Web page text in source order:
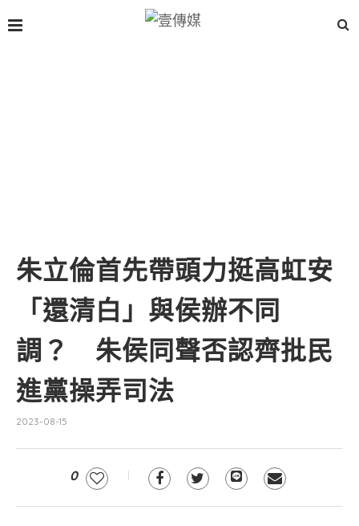
朱立倫首先帶頭力挺高虹安
「還清白」與侯辦不同
調？ 朱侯同聲否認齊批民
進黨操弄司法
2023-08-15
0